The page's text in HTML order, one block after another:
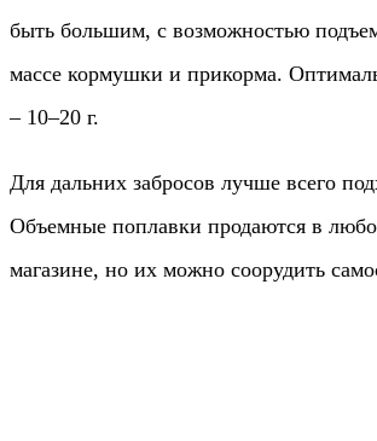
быть большим, с возможностью
массе кормушки и прикорма.
– 10–20 г.
Для дальних забросов лучше всего
Объемные поплавки продаются в
магазине, но их можно соорудить